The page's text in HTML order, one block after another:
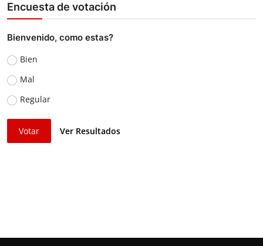
Encuesta de votación
Bienvenido, como estas?
Bien
Mal
Regular
Votar Ver Resultados